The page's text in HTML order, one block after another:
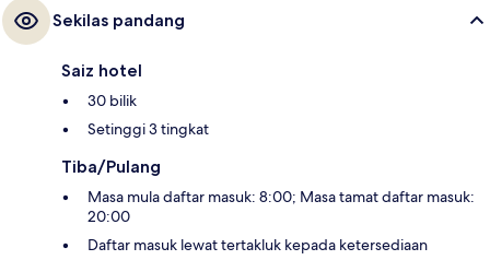
Sekilas pandang
Saiz hotel
30 bilik
Setinggi 3 tingkat
Tiba/Pulang
Masa mula daftar masuk: 8:00; Masa tamat daftar masuk:
20:00
Daftar masuk lewat tertakluk kepada ketersediaan